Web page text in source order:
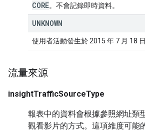
CORE。不會記錄即時資料。
UNKNOWN
使用者活動發生於 2015 年 7 月 18 日
流量來源
insightTrafficSourceType
報表中的資料會根據參照網址類
觀看影片的方式。這項維度可能